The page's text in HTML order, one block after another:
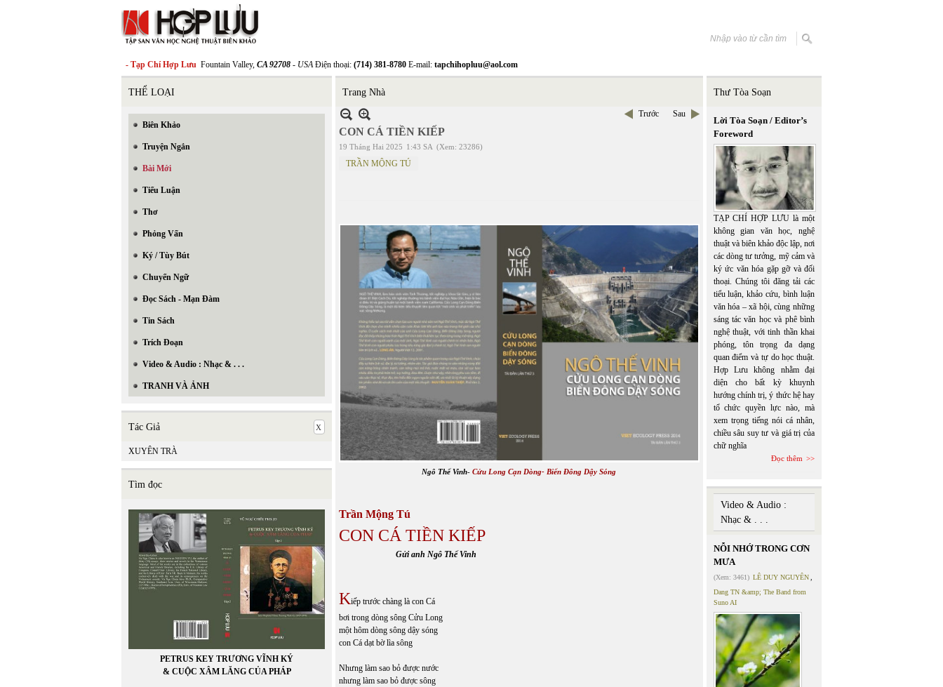
- Tạp Chí Hợp Lưu Fountain Valley, CA 92708 - USAĐiện thoại: (714) 381-8780 E-mail: tapchihopluu@aol.com
THỂ LOẠI
Biên Khảo
Truyện Ngắn
Bài Mới
Tiểu Luận
Thơ
Phỏng Vấn
Ký / Tùy Bút
Chuyển Ngữ
Đọc Sách - Mạn Đàm
Tin Sách
Trích Đoạn
Video & Audio : Nhạc & . . .
TRANH VÀ ẢNH
Tác Giả
XUYÊN TRÀ
Tìm đọc
PETRUS KEY TRƯƠNG VĨNH KÝ
& CUỘC XÂM LĂNG CỦA PHÁP
Trang Nhà
Trước Sau
CON CÁ TIỀN KIẾP
19 Tháng Hai 2025 1:43 SA (Xem: 23286)
TRẦN MỘNG TÚ
Ngô Thế Vinh-Cửu Long Cạn Dòng- Biển Đông Dậy Sóng
Trần Mộng Tú
CON CÁ TIỀN KIẾP
Gửi anh Ngô Thế Vinh
Kiếp trước chàng là con Cá
bơi trong dòng sông Cửu Long
một hôm dòng sông dậy sóng
con Cá dạt bờ lìa sông
Nhưng làm sao bỏ được nước
nhưng làm sao bỏ được sông
Thư Tòa Soạn
Lời Tòa Soạn / Editor’s
Foreword
TẠP CHÍ HỢP LƯU là một
không gian văn học, nghệ
thuật và biên khảo độc lập, nơi
các dòng tư tưởng, mỹ cảm và
ký ức văn hóa gặp gỡ và đối
thoại. Chúng tôi đăng tải các
tiểu luận, khảo cứu, bình luận
văn hóa – xã hội, cùng những
sáng tác văn học và phê bình
nghệ thuật, với tinh thần khai
phóng, tôn trọng đa dạng
quan điểm và tự do học thuật.
Hợp Lưu không nhằm đại
diện cho bất kỳ khuynh
hướng chính trị, ý thức hệ hay
tổ chức quyền lực nào, mà
xem trọng tiếng nói cá nhân,
chiều sâu suy tư và giá trị của
chữ nghĩa
Đọc thêm
Video & Audio :
Nhạc & . . .
NỖI NHỚ TRONG CƠN
MƯA
(Xem: 3461) LÊ DUY NGUYÊN
Dang TN &amp; The Band from
Suno AI